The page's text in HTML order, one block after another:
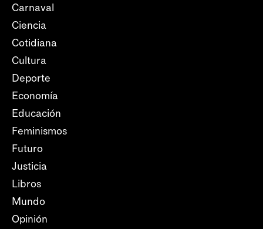
Carnaval
Ciencia
Cotidiana
Cultura
Deporte
Economía
Educación
Feminismos
Futuro
Justicia
Libros
Mundo
Opinión